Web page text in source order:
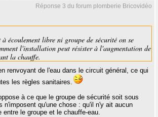
Réponse 3 du forum plomberie Bricovidéo
à écoulement libre ni groupe de sécurité on se
l'installation peut résister à l'augmentation de
la chauffe.
renvoyant de l'eau dans le circuit général, ce qui
les règles sanitaires.
à ce que le groupe de sécurité soit sous
n'imposent qu'une chose : qu'il n'y ait aucun
entre le groupe et le chauffe-eau.